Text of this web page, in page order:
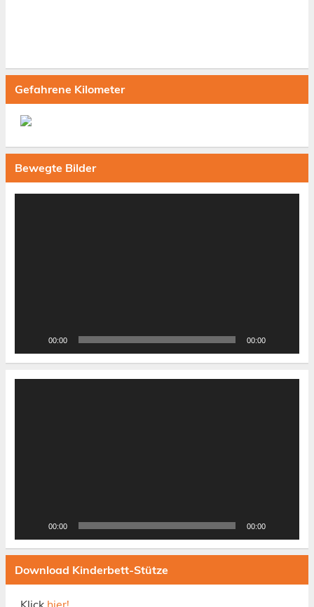
Gefahrene Kilometer
Bewegte Bilder
Video-
00:00 00:00
00:00 00:00
Download Kinderbett-Stütze
Klick hier!